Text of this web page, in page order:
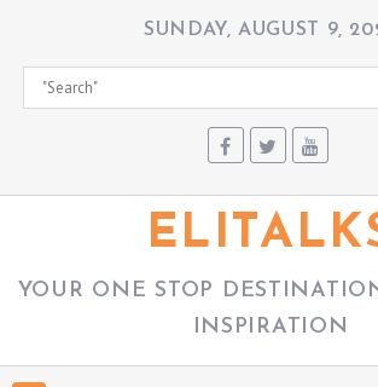
SUNDAY, AUGUST 9,
YOUR ONE STOP
INSPIRATION